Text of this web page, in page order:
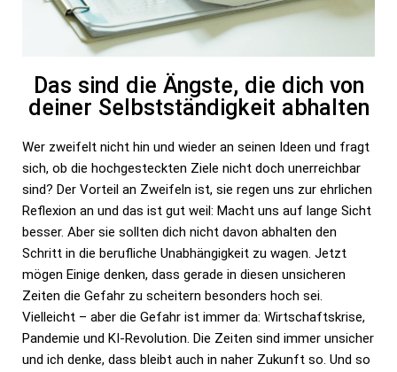
Das sind die Ängste, die dich von
deiner Selbstständigkeit abhalten
Wer zweifelt nicht hin und wieder an seinen Ideen und fragt
sich, ob die hochgesteckten Ziele nicht doch unerreichbar
sind? Der Vorteil an Zweifeln ist, sie regen uns zur ehrlichen
Reflexion an und das ist gut weil: Macht uns auf lange Sicht
besser. Aber sie sollten dich nicht davon abhalten den
Schritt in die berufliche Unabhängigkeit zu wagen. Jetzt
mögen Einige denken, dass gerade in diesen unsicheren
Zeiten die Gefahr zu scheitern besonders hoch sei.
Vielleicht – aber die Gefahr ist immer da: Wirtschaftskrise,
Pandemie und KI-Revolution. Die Zeiten sind immer unsicher
und ich denke, dass bleibt auch in naher Zukunft so. Und so